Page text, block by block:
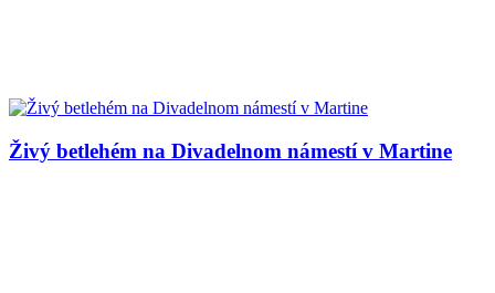
Živý betlehém na Divadelnom námestí v Martine